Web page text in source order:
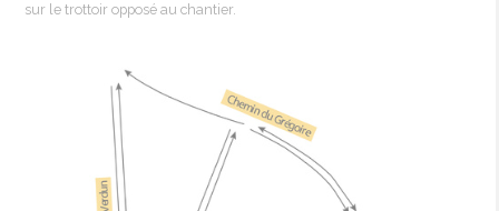
sur le trottoir opposéau chantier.